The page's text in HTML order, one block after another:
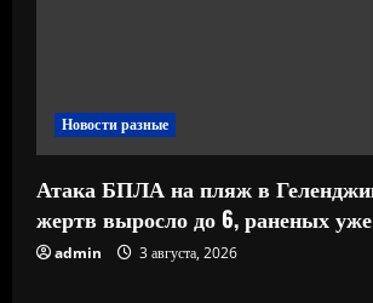
Новости разные
Атака БПЛА на пляж в
жертв выросло до 6, раненых
admin 3 августа, 2026